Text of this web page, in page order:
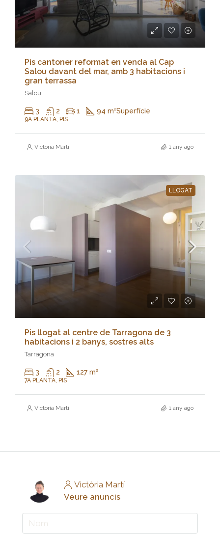
Pis cantoner reformat en venda al Cap
Salou davant del mar, amb 3 habitacions i
gran terrassa
Salou
3 2 1 94 m²Superfície
9A PLANTA, PIS
Victòria Martí 1 any ago
LLOGAT
Pis llogat al centre de Tarragona de 3
habitacions i 2 banys, sostres alts
Tarragona
3 2 127 m²
7A PLANTA, PIS
Victòria Martí 1 any ago
Victòria Martí
Veure anuncis